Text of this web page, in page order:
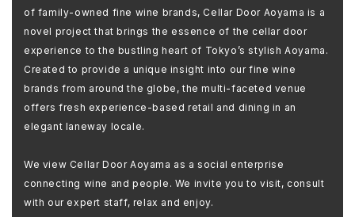
of family-owned fine wine brands, Cellar Door Aoyama is a
novel project that brings the essence of the cellar door
experience to the bustling heart of Tokyo’s stylish Aoyama.
Created to provide a unique insight into our fine wine
brands from around the globe, the multi-faceted venue
offers fresh experience-based retail and dining in an
elegant laneway locale.
We view Cellar Door Aoyama as a social enterprise
connecting wine and people. We invite you to visit, consult
with our expert staff, relax and enjoy.